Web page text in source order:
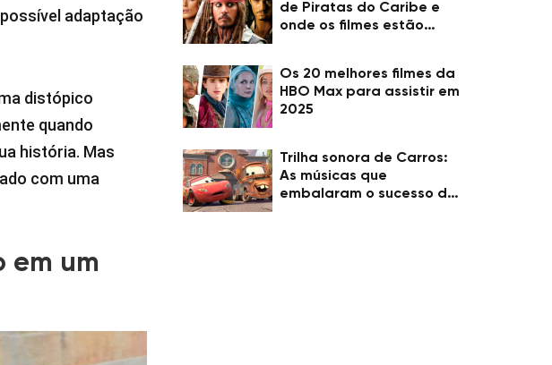
adaptação
distópico
quando
história. Mas
com uma
em um
de Piratas do Caribe e
onde os filmes estão
Os 20 melhores filmes da
HBO Max para assistir em
2025
Trilha sonora de Carros:
As músicas que
embalaram o sucesso da